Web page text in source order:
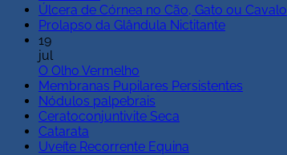
Úlcera de Córnea no Cão, Gato ou Cavalo
Prolapso da Glândula Nictitante
19
jul
O Olho Vermelho
Membranas Pupilares Persistentes
Nódulos palpebrais
Ceratoconjuntivite Seca
Catarata
Uveíte Recorrente Equina